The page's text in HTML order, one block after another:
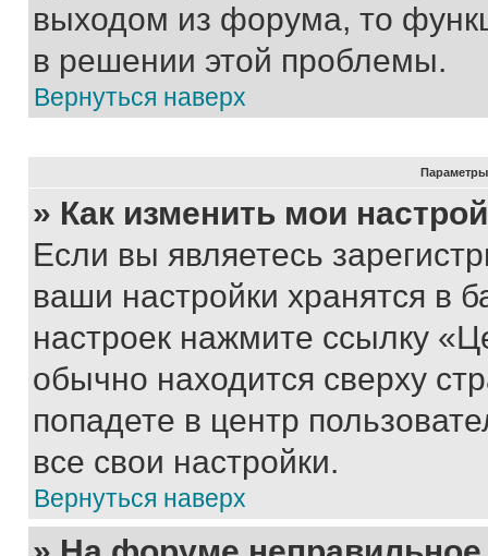
выходом из форума, то
в решении этой проблемы.
Вернуться наверх
Параметры
» Как изменить мои
Если вы являетесь
ваши настройки хранятся в
настроек нажмите ссылку
обычно находится сверху
попадете в центр
все свои настройки.
Вернуться наверх